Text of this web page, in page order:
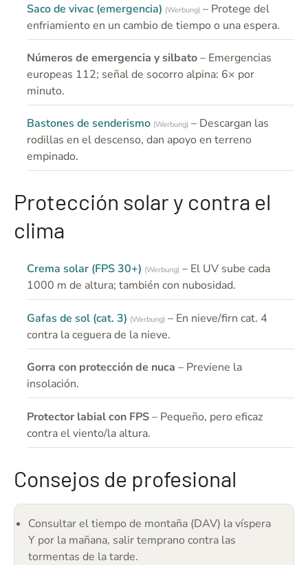
Saco de vivac (emergencia) (Werbung) – Protege del
enfriamiento en un cambio de tiempo o una espera.
Números de emergencia y silbato– Emergencias
europeas 112; señal de socorro alpina: 6× por
minuto.
Bastones de senderismo (Werbung) – Descargan las
rodillas en el descenso, dan apoyo en terreno
empinado.
Protección solar y contra el
clima
Crema solar (FPS 30+) (Werbung) – El UV sube cada
1000 m de altura; también con nubosidad.
Gafas de sol (cat. 3) (Werbung) – En nieve/firn cat. 4
contra la ceguera de la nieve.
Gorra con protección de nuca – Previene la
insolación.
Protector labial con FPS– Pequeño, pero eficaz
contra el viento/la altura.
Consejos de profesional
Consultar el tiempo de montaña (DAV) la víspera
Y por la mañana, salir temprano contra las
tormentas de la tarde.